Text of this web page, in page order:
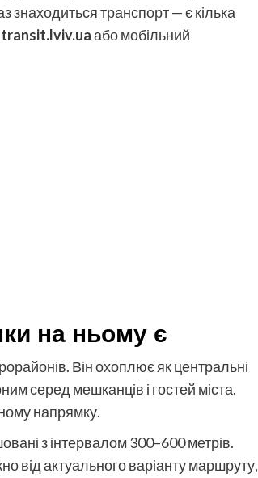
знаходиться транспорт — є кілька
transit.lviv.uaабо мобільний
на ньому є
Він охоплює як центральні
серед мешканців і гостей міста.
напрямку.
з інтервалом 300–600 метрів.
від актуального варіанту маршруту,